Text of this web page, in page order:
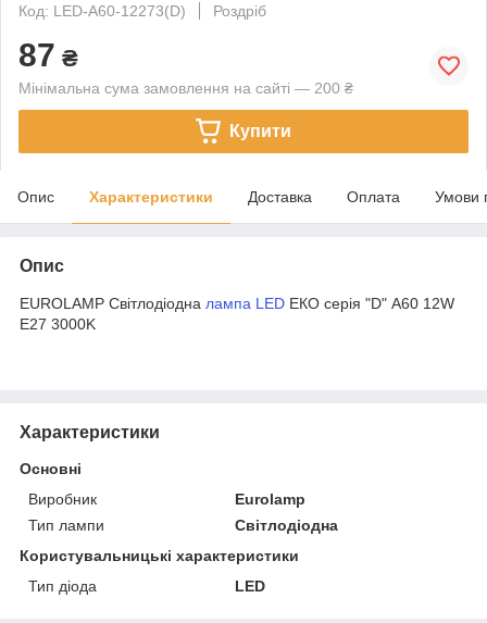
Код: LED-A60-12273(D)
Роздріб
87 ₴
Мінімальна сума замовлення на сайті — 200 ₴
Купити
Опис Характеристики Доставка Оплата Умови
Опис
EUROLAMP Світлодіодна лампа LED ЕКО серія "D" А60 12W
E27 3000K
Характеристики
Основні
Виробник
Eurolamp
Тип лампи
Світлодіодна
Користувальницькі характеристики
Тип діода
LED